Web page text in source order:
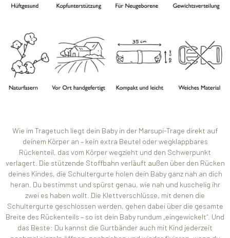
Wie im Tragetuch liegt dein Baby in der Marsupi-Trage direkt auf
deinem Körper an – kein extra Beutel oder wegklappbares
Rückenteil, das vom Körper wegzieht und den Schwerpunkt
verlagert. Die stützende Stoffbahn verläuft außen über den Rücken
deines Kindes, die Schultergurte holen dein Baby ganz nah an dich
heran. Du bestimmst und spürst genau, wie nah und kuschelig ihr
zwei es haben wollt. Die Klettverschlüsse, mit denen die
Schultergurte geschlossen werden, gehen dabei über die gesamte
Breite des Rückenteils – so ist dein Baby rundum „eingewickelt“. Und
das Beste: Du kannst die Gurtbänder auch mit Kind jederzeit